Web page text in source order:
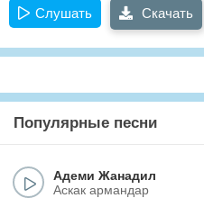
Слушать Скачать
Популярные песни
Адеми Жанадил
Аскак армандар